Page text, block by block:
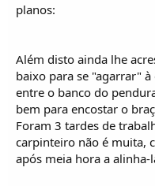
planos:
Além disto ainda lhe
baixo para se "agarrar"
entre o banco do
bem para encostar o
Foram 3 tardes de
carpinteiro não é muita,
após meia hora a